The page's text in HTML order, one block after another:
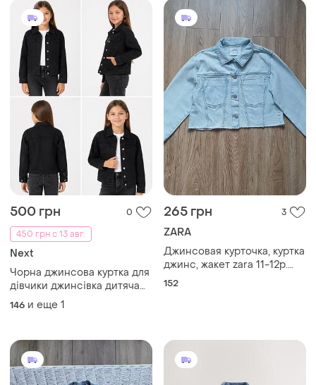
500 грн
0
450 грн с 13 авг.
Next
Чорна джинсова куртка для
дівчики джинсівка дитяча
джинсова куртка для
дівчики 12 років куртка next
146 и еще 1
265 грн 3
ZARA
Джинсовая курточка, куртка
джинс, жакет zara 11-12р.
152см. идеальное
152